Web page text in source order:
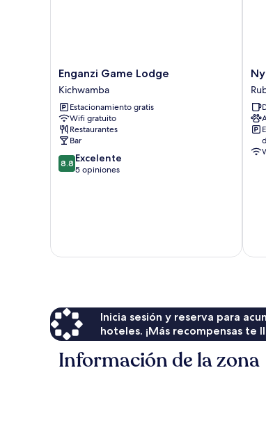
Enganzi
Game
Lodge
Kichwamba
Enganzi Game Lodge
Kichwamba
Estacionamiento gratis
Wifi gratuito
Restaurantes
Bar
8.8
de
8.8 Excelente
5 opiniones
Lake
Inicia sesión y reserva para
hoteles. ¡Más recompensas te
Información de la zona